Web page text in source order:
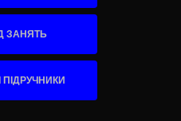
ЗАНЯТЬ
ПІДРУЧНИКИ